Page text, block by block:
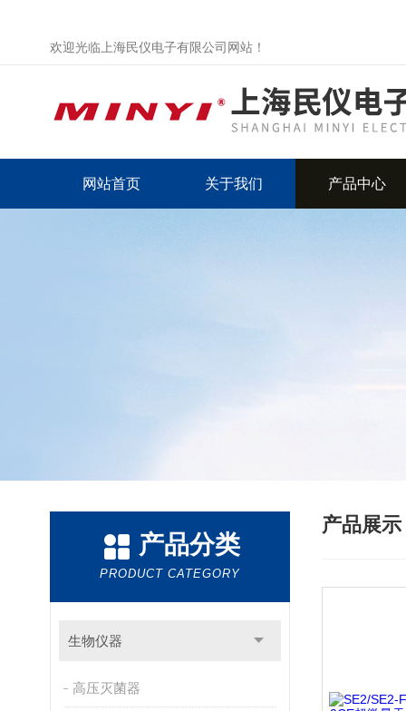
欢迎光临上海民仪电子有限公司网站！
网站首页 关于我们 产品中心
产品分类
PRODUCT CATEGORY
生物仪器
高压灭菌器
产品展示